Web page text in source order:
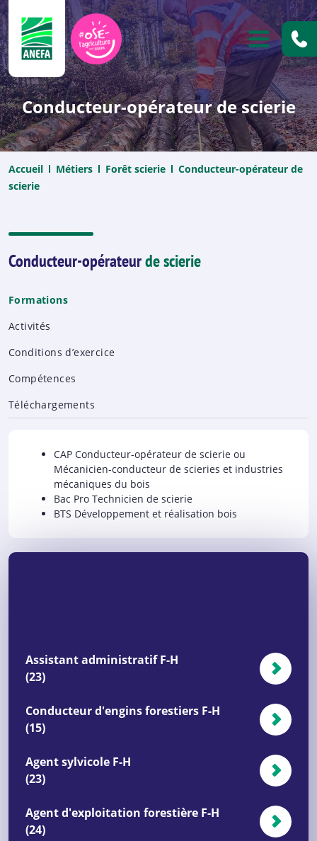
OUVRIR
Conducteur-opérateur de scierie
Accueil Métiers Forêt scierie
Conducteur-opérateur de
scierie
Conducteur-opérateurde scierie
Formations
Activités
Conditions d’exercice
Compétences
Téléchargements
CAP Conducteur-opérateur de scierie ou
Mécanicien-conducteur de scieries et industries
mécaniques du bois
Bac Pro Technicien de scierie
BTS Développement et réalisation bois
Assistant administratif F-H
(23)
Conducteur d'engins forestiers F-H
(15)
Agent sylvicole F-H
(23)
Agent d'exploitation forestière F-H
(24)